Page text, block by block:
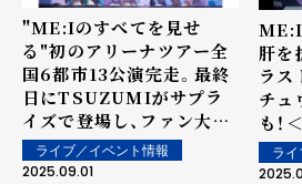
"ME:Iのすべてを見せ
る"初のアリーナツアー全
国6都市13公演完走。最終
日にTSUZUMIがサプラ
イズで登場し、ファン大歓
喜！ 12月には東京で追加公
演の開催も決定！＜オフィ
ライブ／イベント情報
2025.09.01
ME:I
肝を
ラス
チュ
も！
レポ
ライ